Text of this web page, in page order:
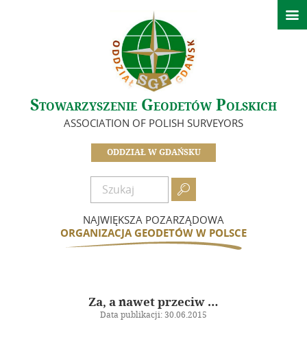
Stowarzyszenie Geodetów Polskich
ASSOCIATION OF POLISH SURVEYORS
ODDZIAŁ W GDAŃSKU

NAJWIĘKSZA POZARZĄDOWA
ORGANIZACJA GEODETÓW W POLSCE

Strona główna
Ważne informacje
O nas
Zarząd
In Memoriam
Historia Oddziału
Dokumenty
Składki
Kalendarz wydarzeń
Za, a nawet przeciw …
Data publikacji: 30.06.2015